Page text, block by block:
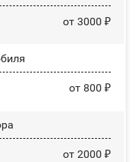
от 3000 ₽
от 800 ₽
от 2000 ₽